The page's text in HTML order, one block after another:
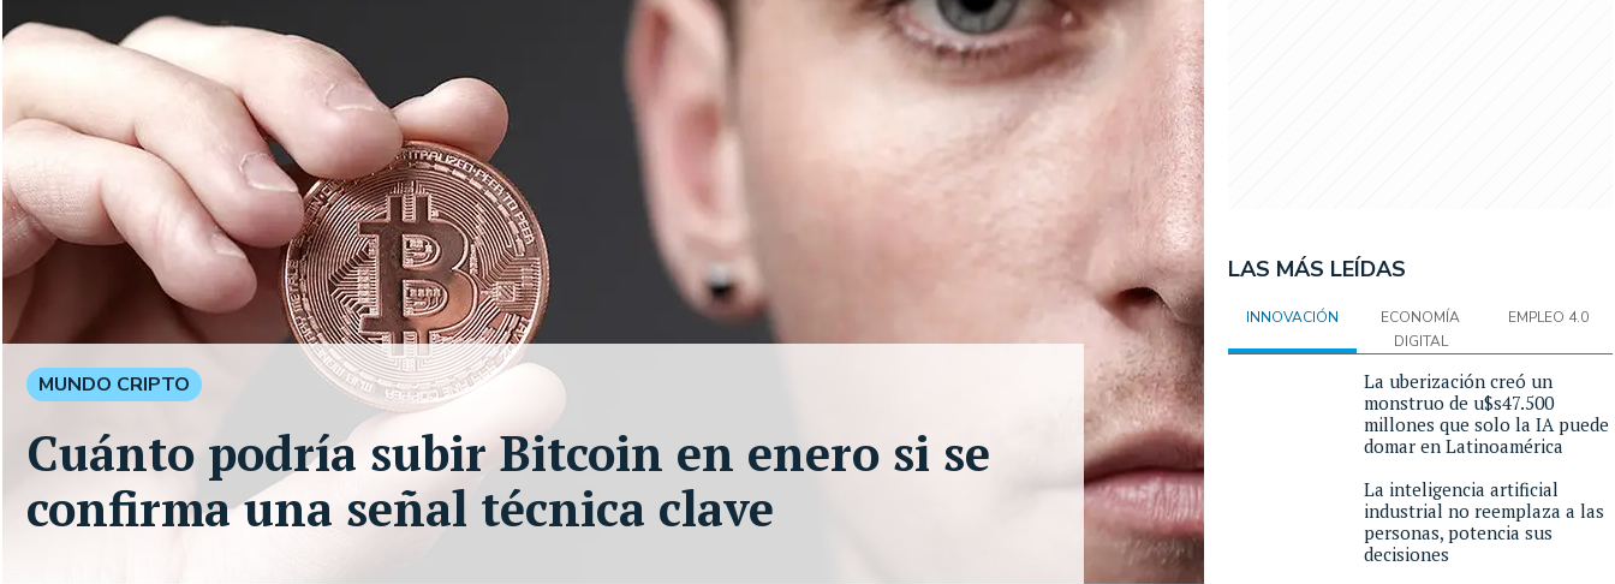
MUNDO CRIPTO
Cuánto podría subir Bitcoin en enero si se
confirma una señal técnica clave
LAS MÁS LEÍDAS
INNOVACIÓN
ECONOMÍA
DIGITAL
EMPLEO 4.0
La uberización creó un
monstruo de u$s47.500
millones que solo la IA puede
domar en Latinoamérica
La inteligencia artificial
industrial no reemplaza a las
personas, potencia sus
decisiones